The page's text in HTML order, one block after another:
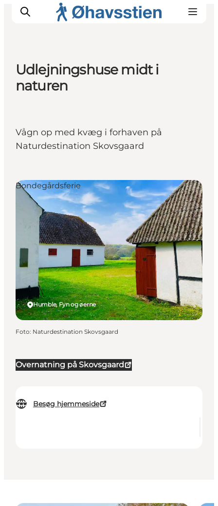
Inspiration
Udlejningshuse midt i
naturen
Vågn op med kvæg i forhaven på
Naturdestination Skovsgaard
Overnatning på Skovsgaard
Besøg hjemmeside
Humble, Fyn og øerne
Bondegårdsferie
Foto: Naturdestination Skovsgaard